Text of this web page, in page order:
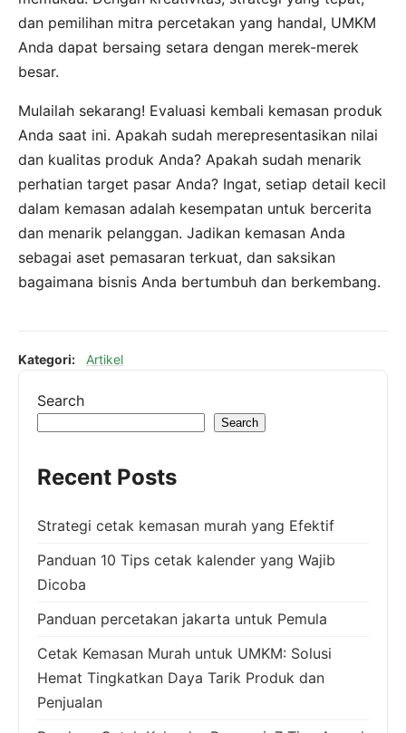
dan pemilihan mitra percetakan yang handal, UMKM
Anda dapat bersaing setara dengan merek-merek
besar.
Mulailah sekarang! Evaluasi kembali kemasan produk
Anda saat ini. Apakah sudah merepresentasikan nilai
dan kualitas produk Anda? Apakah sudah menarik
perhatian target pasar Anda? Ingat, setiap detail kecil
dalam kemasan adalah kesempatan untuk bercerita
dan menarik pelanggan. Jadikan kemasan Anda
sebagai aset pemasaran terkuat, dan saksikan
bagaimana bisnis Anda bertumbuh dan berkembang.
Kategori: Artikel
Search
Search
Recent Posts
Strategi cetak kemasan murah yang Efektif
Panduan 10 Tips cetak kalender yang Wajib
Dicoba
Panduan percetakan jakarta untuk Pemula
Cetak Kemasan Murah untuk UMKM: Solusi
Hemat Tingkatkan Daya Tarik Produk dan
Penjualan